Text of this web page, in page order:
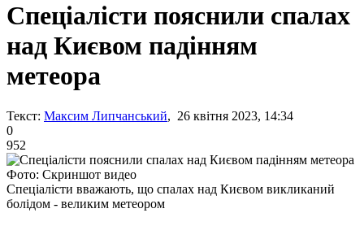
Спеціалісти пояснили спалах
над Києвом падінням
метеора
Текст: Максим Липчанський, 26 квітня 2023, 14:34
0
952
Фото: Скриншот видео
Спеціалісти вважають, що спалах над Києвом викликаний
болідом - великим метеором